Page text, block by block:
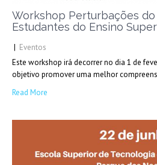
Workshop Perturbações
Estudantes do Ensino
| Eventos
Este workshop irá decorrer no dia 1 de
objetivo promover uma melhor
Read More